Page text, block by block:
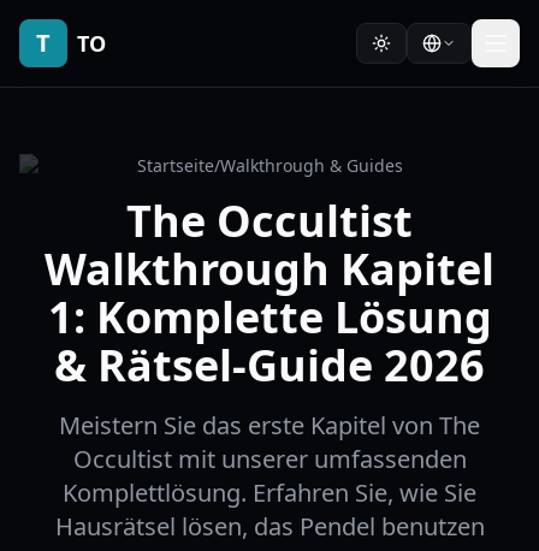
T TO
Startseite/Walkthrough & Guides
The Occultist
Walkthrough Kapitel
1: Komplette Lösung
& Rätsel-Guide 2026
Meistern Sie das erste Kapitel von The
Occultist mit unserer umfassenden
Komplettlösung. Erfahren Sie, wie Sie
Hausrätsel lösen, das Pendel benutzen